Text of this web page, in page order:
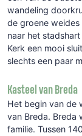
wandeling
de groene
naar het
Kerk een mooi
slechts een paar
Kasteel van Breda
Het begin van de
van Breda. Breda
familie. Tussen